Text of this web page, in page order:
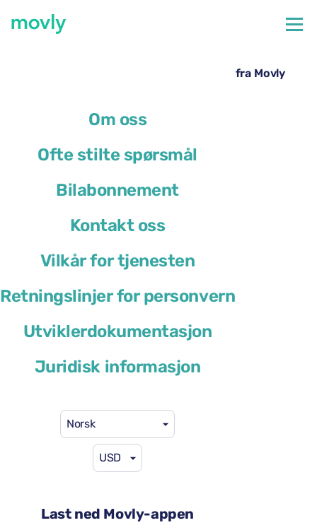
Om oss
Ofte stilte spørsmål
Bilabonnement
Kontakt oss
Vilkår for tjenesten
Retningslinjer for personvern
Utviklerdokumentasjon
Juridisk informasjon
Norsk
USD
Last ned Movly-appen
Leie av Opel Mokka på Alicante lufthavn – fra Movly
eller lignende
per dag
Automatisk transmisjon
5 seter